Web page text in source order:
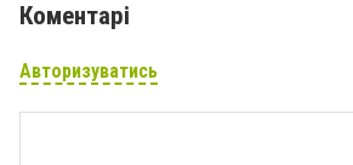
Коментарі
Авторизуватись